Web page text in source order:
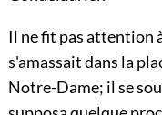
Il ne fit pas attention
s'amassait dans la
Notre-Dame; il se